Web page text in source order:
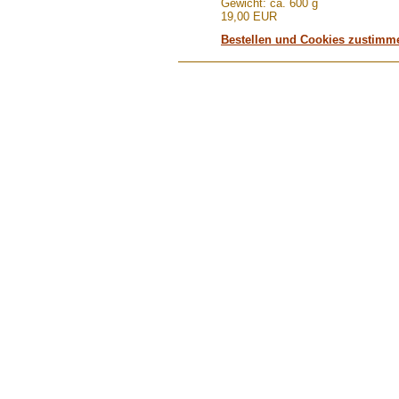
Gewicht: ca. 600 g
19,00 EUR
Bestellen und Cookies